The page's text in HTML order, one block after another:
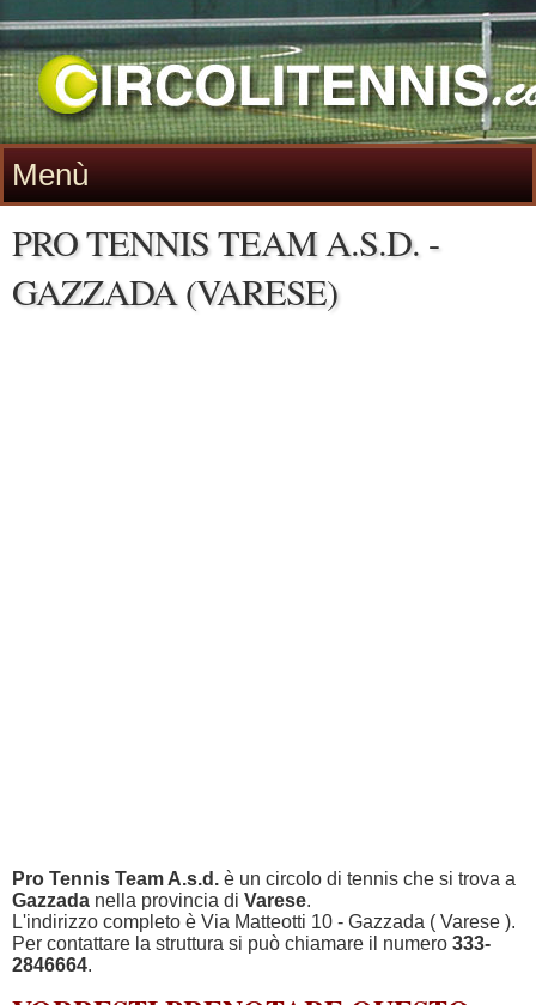
Menù
PRO TENNIS TEAM A.S.D. -
GAZZADA (VARESE)
Pro Tennis Team A.s.d. è un circolo di tennis che si trova a
Gazzada nella provincia di Varese.
L'indirizzo completo è Via Matteotti 10 - Gazzada ( Varese ).
Per contattare la struttura si può chiamare il numero 333-
2846664.